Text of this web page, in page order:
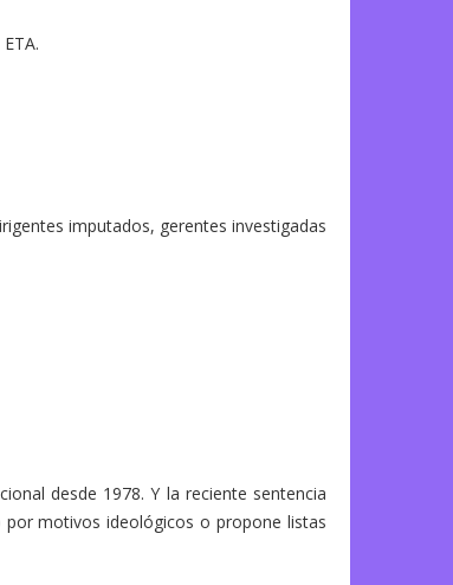
imputados, gerentes investigadas
desde 1978. Y la reciente sentencia
por motivos ideológicos o propone listas